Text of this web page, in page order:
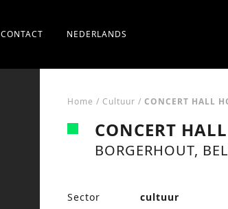
CONTACT NEDERLANDS
Home / Cultuur / CONCERT HALL
CONCERT
BORGERHOUT,
Sector cultuur